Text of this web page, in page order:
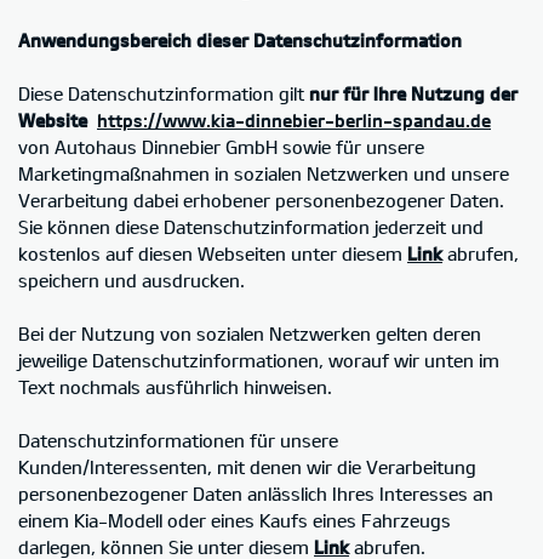
Anwendungsbereich dieser Datenschutzinformation
Diese Datenschutzinformation gilt nur für Ihre Nutzung der
Website https://www.kia-dinnebier-berlin-spandau.de
von Autohaus Dinnebier GmbH sowie für unsere
Marketingmaßnahmen in sozialen Netzwerken und unsere
Verarbeitung dabei erhobener personenbezogener Daten.
Sie können diese Datenschutzinformation jederzeit und
kostenlos auf diesen Webseiten unter diesem Linkabrufen,
speichern und ausdrucken.
Bei der Nutzung von sozialen Netzwerken gelten deren
jeweilige Datenschutzinformationen, worauf wir unten im
Text nochmals ausführlich hinweisen.
Datenschutzinformationen für unsere
Kunden/Interessenten, mit denen wir die Verarbeitung
personenbezogener Daten anlässlich Ihres Interesses an
einem Kia-Modell oder eines Kaufs eines Fahrzeugs
darlegen, können Sie unter diesem Linkabrufen.